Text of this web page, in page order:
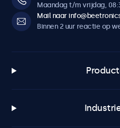
Maandag t/m vrijdag,
Mail naar
Binnen 2 uur reactie op